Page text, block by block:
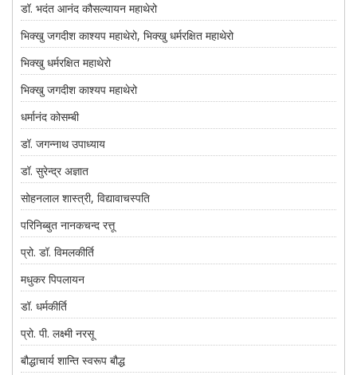
CONTACT US
डॉ. भदंत आनंद कौसल्यायन महाथेरो
भिक्खु जगदीश काश्यप महाथेरो, भिक्खु धर्मरक्षित महाथेरो
भिक्खु धर्मरक्षित महाथेरो
भिक्खु जगदीश काश्यप महाथेरो
धर्मानंद कोसम्बी
डॉ. जगन्नाथ उपाध्याय
डॉ. सुरेन्द्र अज्ञात
सोहनलाल शास्त्री, विद्यावाचस्पति
परिनिब्बुत नानकचन्द रत्तू
प्रो. डॉ. विमलकीर्ति
मधुकर पिपलायन
डॉ. धर्मकीर्ति
प्रो. पी. लक्ष्मी नरसू
बौद्धाचार्य शान्ति स्वरूप बौद्ध